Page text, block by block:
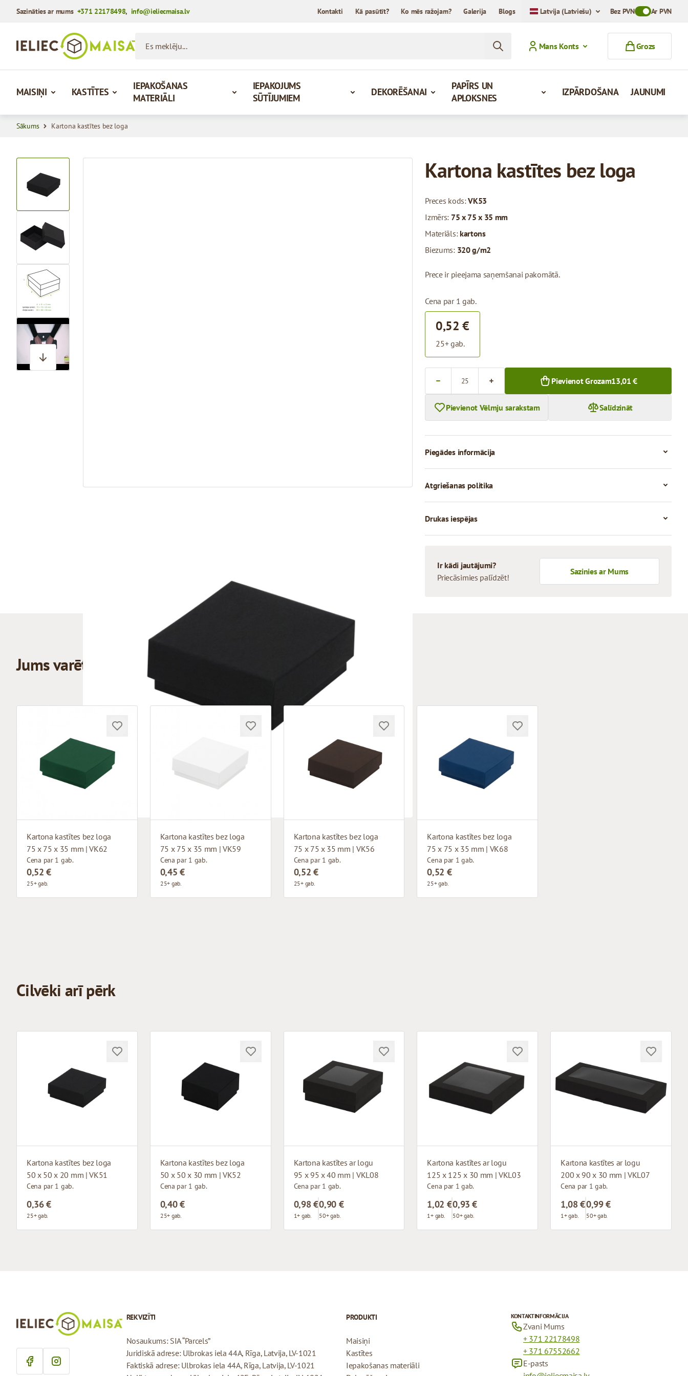
Sazināties ar mums +371 22178498, info@ieliecmaisa.lv Kontakti Kā pasūtīt? Ko mēs ražojam? Galerija Blogs Latvija (Latviešu) Bez PVNToggle VAT
Ar PVN
Mans Konts
Grozs
MAISIŅI KASTĪTES
IEPAKOŠANAS
MATERIĀLI
IEPAKOJUMS
SŪTĪJUMIEM
DEKORĒŠANAI
PAPĪRS UN
APLOKSNES
IZPĀRDOŠANA JAUNUMI
Sākums Kartona kastītes bez loga
View larger image
View larger image
Kartona kastītes bez loga
Preces kods:VK53
Izmērs: 75 x 75 x 35 mm
Materiāls: kartons
Biezums: 320 g/m2
Prece ir pieejama saņemšanai pakomātā.
Cena par 1 gab.
0,52 €
25+ gab.
Pievienot Grozam13,01 €
Pievienot Vēlmju sarakstam Salīdzināt
Piegādes informācija
Atgriešanas politika
Drukas iespējas
Ir kādi jautājumi?
Priecāsimies palīdzēt!
Sazinies ar Mums
Jums varētu patikt
Kartona kastītes bez loga
75 x 75 x 35 mm | VK62
Cena par 1 gab.
0,52 €
25+ gab.
Kartona kastītes bez loga
75 x 75 x 35 mm | VK59
Cena par 1 gab.
0,45 €
25+ gab.
Kartona kastītes bez loga
75 x 75 x 35 mm | VK56
Cena par 1 gab.
0,52 €
25+ gab.
Kartona kastītes bez loga
75 x 75 x 35 mm | VK68
Cena par 1 gab.
0,52 €
25+ gab.
Cilvēki arī pērk
Kartona kastītes bez loga
50 x 50 x 20 mm | VK51
Cena par 1 gab.
0,36 €
25+ gab.
Kartona kastītes bez loga
50 x 50 x 30 mm | VK52
Cena par 1 gab.
0,40 €
25+ gab.
Kartona kastītes ar logu
95 x 95 x 40 mm | VKL08
Cena par 1 gab.
0,98 €
1+ gab.
0,90 €
50+ gab.
Kartona kastītes ar logu
125 x 125 x 30 mm | VKL03
Cena par 1 gab.
1,02 €
1+ gab.
0,93 €
50+ gab.
Kartona kastītes ar logu
200 x 90 x 30 mm | VKL07
Cena par 1 gab.
1,08 €
1+ gab.
0,99 €
50+ gab.
REKVIZĪTI
Nosaukums: SIA “Parcels”
Juridiskā adrese: Ulbrokas iela 44A, Rīga, Latvija, LV-1021
Faktiskā adrese: Ulbrokas iela 44A, Rīga, Latvija, LV-1021
PRODUKTI
Maisiņi
Kastītes
Iepakošanas materiāli
KONTAKTINFORMĀCIJA
Zvani Mums
+ 371 22178498
+ 371 67552662
E-pasts